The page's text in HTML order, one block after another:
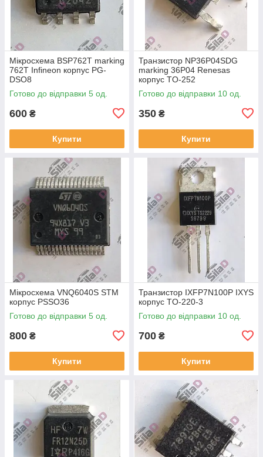
Мікросхема BSP762T marking
762T Infineon корпус PG-
DSO8
Готово до відправки 5 од.
600 ₴
Купити
Транзистор NP36P04SDG
marking 36P04 Renesas
корпус TO-252
Готово до відправки 10 од.
350 ₴
Купити
Мікросхема VNQ6040S STM
корпус PSSO36
Готово до відправки 5 од.
800 ₴
Купити
Транзистор IXFP7N100P IXYS
корпус TO-220-3
Готово до відправки 10 од.
700 ₴
Купити